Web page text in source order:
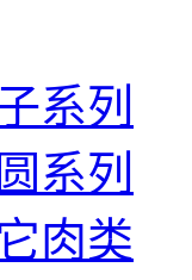
系列
系列
肉类